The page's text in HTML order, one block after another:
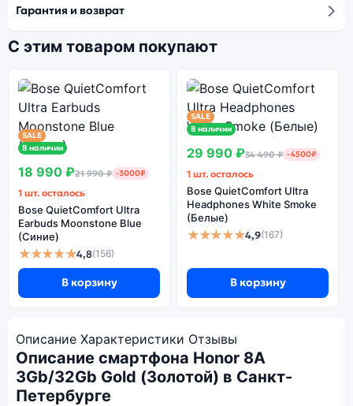
Гарантия и возврат
С этим товаром покупают
SALE
В наличии
18 990 ₽21 990 ₽ -3000₽
1 шт. осталось
Bose QuietComfort Ultra
Earbuds Moonstone Blue
(Синие)
★★★★★4,8(156)
В корзину
SALE
В наличии
29 990 ₽34 490 ₽ -4500₽
1 шт. осталось
Bose QuietComfort Ultra
Headphones White Smoke
(Белые)
★★★★★4,9(167)
В корзину
Описание Характеристики Отзывы
Описание смартфона Honor 8A
3Gb/32Gb Gold (Золотой) в Санкт-
Петербурге